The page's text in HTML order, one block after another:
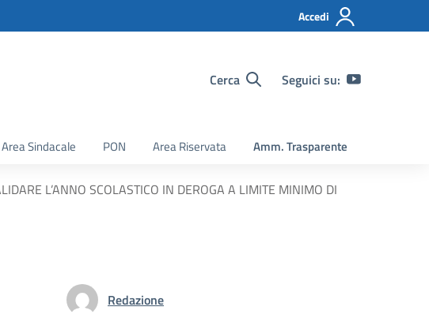
Accedi
Cerca Seguici su:
Area Sindacale PON Area Riservata Amm. Trasparente
L’ANNO SCOLASTICO IN DEROGA A LIMITE MINIMO DI
Redazione